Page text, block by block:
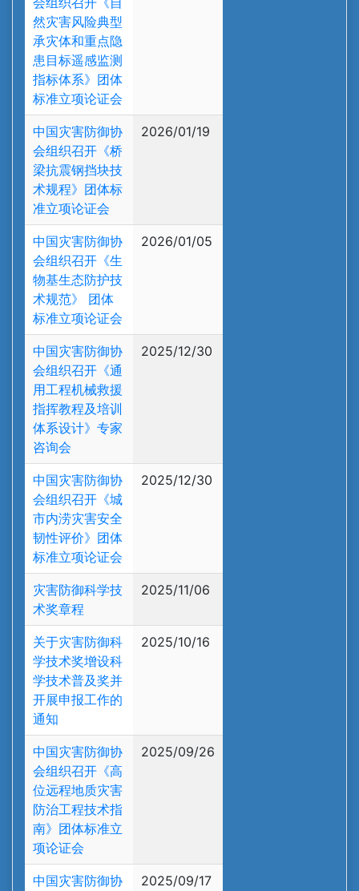
然灾害风险典型
承灾体和重点隐
患目标遥感监测
指标体系》团体
标准立项论证会
中国灾害防御协
会组织召开《桥
梁抗震钢挡块技
术规程》团体标
准立项论证会
2026/01/19
中国灾害防御协
会组织召开《生
物基生态防护技
术规范》 团体
标准立项论证会
2026/01/05
中国灾害防御协
会组织召开《通
用工程机械救援
指挥教程及培训
体系设计》专家
咨询会
2025/12/30
中国灾害防御协
会组织召开《城
市内涝灾害安全
韧性评价》团体
标准立项论证会
2025/12/30
灾害防御科学技
术奖章程
2025/11/06
关于灾害防御科
学技术奖增设科
学技术普及奖并
开展申报工作的
通知
2025/10/16
中国灾害防御协
会组织召开《高
位远程地质灾害
防治工程技术指
南》团体标准立
项论证会
2025/09/26
中国灾害防御协
2025/09/17